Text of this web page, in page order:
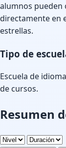
alumnos pueden
directamente en
estrellas.
Tipo de
Escuela de
de cursos.
Resumen